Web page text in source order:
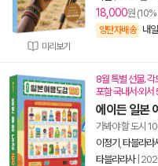
미리보기
18,000원
양탄자배송 내
8월 특별 선물. 각
포함 국내서·외서
에이든 일본
가봐야 할 도시
이정기 타블라라
타블라라사|